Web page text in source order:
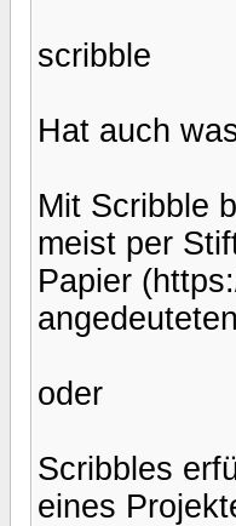
scribble
Hat auch
Mit Scribble
meist per
Papier
oder
Scribbles
eines